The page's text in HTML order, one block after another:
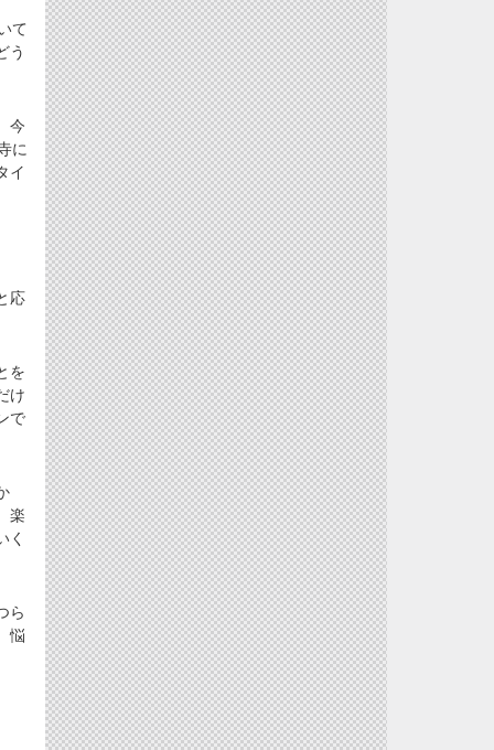
て
う
今
に
イ
応
を
け
で
楽
く
ら
悩